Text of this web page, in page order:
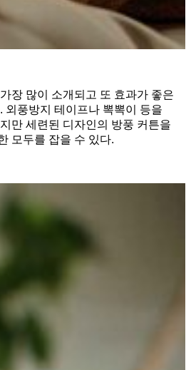
장 많이 소개되고 또 효과가 좋은
외풍방지 테이프나 뽁뽁이 등을
만 세련된 디자인의 방풍 커튼을
모두를 잡을 수 있다.